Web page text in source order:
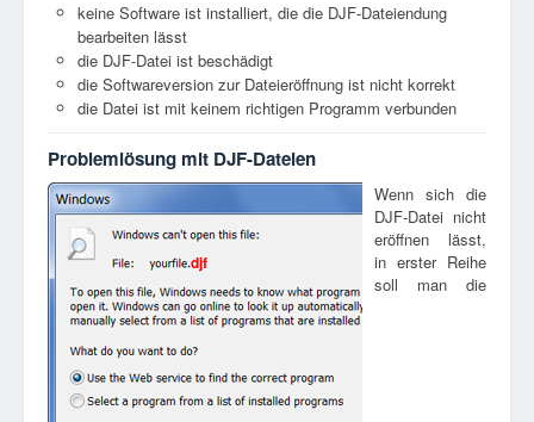
keine Software ist installiert, die die DJF-Dateiendung
bearbeiten lässt
die DJF-Datei ist beschädigt
die Softwareversion zur Dateieröffnung ist nicht korrekt
die Datei ist mit keinem richtigen Programm verbunden
Problemlösung mit DJF-Dateien
djf
Wenn sich die
DJF-Datei nicht
eröffnen lässt,
in erster Reihe
soll man die